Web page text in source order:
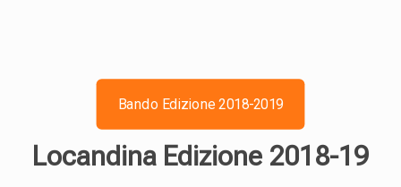
Bando Edizione 2018-2019
Locandina Edizione 2018-19